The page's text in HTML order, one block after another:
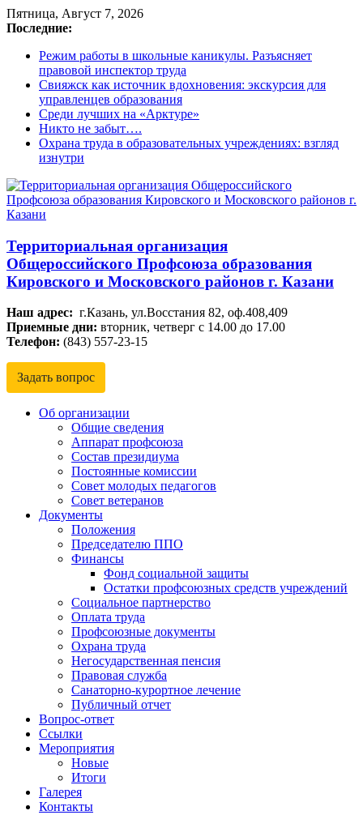
Пятница, Август 7, 2026
Последние:
Режим работы в школьные каникулы. Разъясняет
правовой инспектор труда
Свияжск как источник вдохновения: экскурсия для
управленцев образования
Среди лучших на «Арктуре»
Никто не забыт….
Охрана труда в образовательных учреждениях: взгляд
изнутри
Территориальная организация
Общероссийского Профсоюза образования
Кировского и Московского районов г. Казани
Наш адрес: г.Казань, ул.Восстания 82, оф.408,409
Приемные дни: вторник, четверг с 14.00 до 17.00
Телефон: (843) 557-23-15
Задать вопрос
Об организации
Общие сведения
Аппарат профсоюза
Состав президиума
Постоянные комиссии
Совет молодых педагогов
Совет ветеранов
Документы
Положения
Председателю ППО
Финансы
Фонд социальной защиты
Остатки профсоюзных средств учреждений
Социальное партнерство
Оплата труда
Профсоюзные документы
Охрана труда
Негосударственная пенсия
Правовая служба
Санаторно-курортное лечение
Публичный отчет
Вопрос-ответ
Ссылки
Мероприятия
Новые
Итоги
Галерея
Контакты